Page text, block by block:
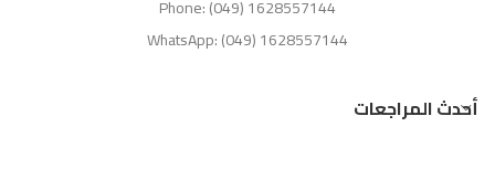
Phone: (049) 1628557144
WhatsApp: (049) 1628557144
أحدث المراجعات